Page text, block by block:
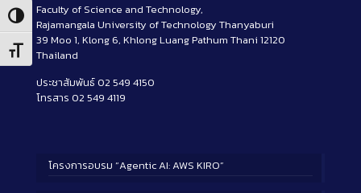
Toggle High Contrast
Toggle Font size
Faculty of Science and Technology,
Rajamangala University of Technology Thanyaburi
39 Moo 1, Klong 6, Khlong Luang Pathum Thani 12120
Thailand
ประชาสัมพันธ์ 02 549 4150
โทรสาร 02 549 4119
โครงการอบรม “Agentic AI: AWS KIRO”